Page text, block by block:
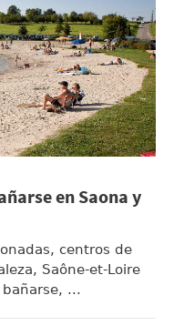
en Saona y
centros de
Saône-et-Loire
...